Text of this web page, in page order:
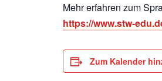
Mehr erfahren zum
https://www.stw-
Zum Kalender